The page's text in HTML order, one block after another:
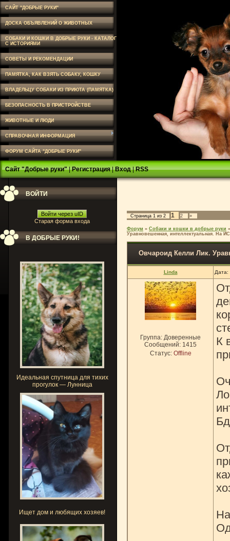
САЙТ "ДОБРЫЕ РУКИ"
ДОСКА ОБЪЯВЛЕНИЙ О ЖИВОТНЫХ
СОБАКИ И КОШКИ В ДОБРЫЕ РУКИ - КАТАЛОГ
С ИСТОРИЯМИ
СОВЕТЫ И РЕКОМЕНДАЦИИ
ПАМЯТКА, КАК ВЗЯТЬ СОБАКУ, КОШКУ
ВЛАДЕЛЬЦУ СОБАКИ ИЗ ПРИЮТА (ПАМЯТКА)
БЕЗОПАСНОСТЬ В ПРИСТРОЙСТВЕ
ЖИВОТНЫЕ И ЛЮДИ
СПРАВОЧНАЯ ИНФОРМАЦИЯ
ФОРУМ САЙТА "ДОБРЫЕ РУКИ"
Сайт "Добрые руки"|Регистрация|Вход|RSS
ВОЙТИ
Войти через uID
Старая форма входа
В ДОБРЫЕ РУКИ!
Идеальная спутница для тихих
прогулок — Лунница
Ищет дом и любящих хозяев!
Страница 1 из 2 1 2 »
Форум » Собаки и кошки в добрые руки »
Уравновешенная, интеллектуальная. На
Овчароид Келли Лик.
Linda
Группа: Доверенные
Сообщений: 1415
Статус: Offline
К